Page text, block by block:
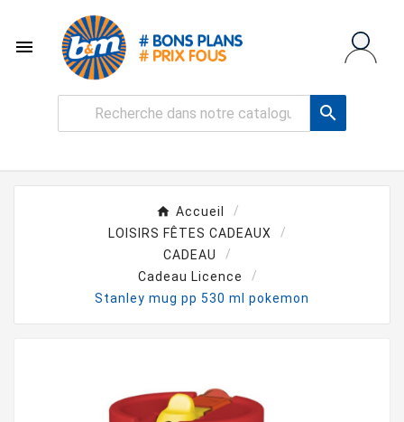


Accueil
LOISIRS FÊTES CADEAUX
CADEAU
Cadeau Licence
Stanley mug pp 530 ml pokemon